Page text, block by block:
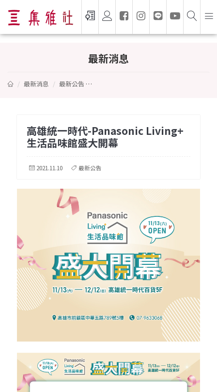
最新消息
最新消息 最新公告
高雄統一時代-Panasonic Living+
生活品味館盛大開幕
2021.11.10 最新公告